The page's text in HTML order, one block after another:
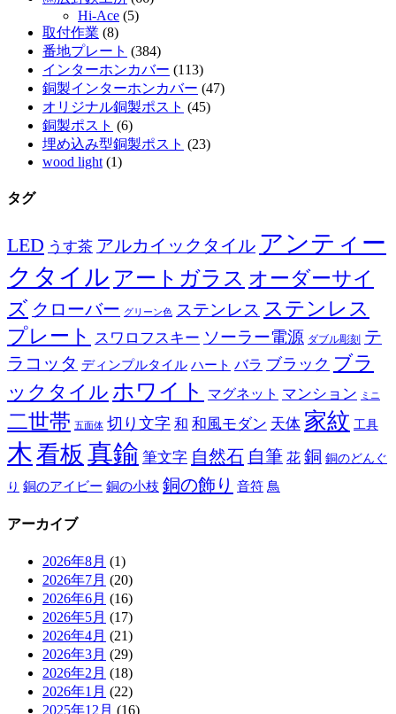
Hi-Ace (5)
取付作業 (8)
番地プレート (384)
インターホンカバー (113)
銅製インターホンカバー (47)
オリジナル銅製ポスト (45)
銅製ポスト (6)
埋め込み型銅製ポスト (23)
wood light (1)
タグ
LED うす茶 アルカイックタイル アンティー
クタイル アートガラス オーダーサイ
ズ クローバー グリーン色 ステンレス ステンレス
プレート スワロフスキー ソーラー電源 ダブル彫刻 テ
ラコッタ ディンプルタイル ハート バラ ブラック ブラ
ックタイル ホワイト マグネット マンション ミニ
二世帯 五面体 切り文字 和 和風モダン 天体 家紋 工具
木看板 真鍮 筆文字 自然石 自筆 花 銅 銅のどんぐ
り 銅のアイビー 銅の小枝 銅の飾り 音符 鳥
アーカイブ
2026年8月 (1)
2026年7月 (20)
2026年6月 (16)
2026年5月 (17)
2026年4月 (21)
2026年3月 (29)
2026年2月 (18)
2026年1月 (22)
2025年12月 (16)